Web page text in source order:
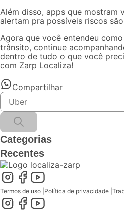
Além disso, apps que mostram
alertam pra possíveis riscos
Agora que você entendeu
trânsito, continue
dentro de tudo o que você
com Zarp Localiza!
Compartilhar
Categorias
Recentes
Termos de uso Política de privacidade